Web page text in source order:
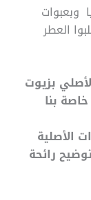
وبعبوات
العطر
بزيوت
بنا
الأصلية
رائحة